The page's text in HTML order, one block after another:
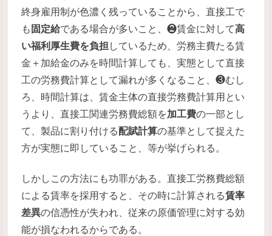
終身雇用制が色濃く残っていることから、直接工で
も 固定給である場合が多いこと、❷賃金に対して高
い福利厚生費を負担 しているため、労務主費たる賃
金＋加給金のみを時間計算しても、実態として直接
工の労務費計算として漏れが多くなること、❸むし
ろ、時間計算は、賃金主体の直接労務費計算用とい
うより、直接工関連労務費総額を加工費の一部とし
て、製品に割り付ける配賦計算の基準として捉えた
方が実態に即していること、等が挙げられる。
しかしこの方法にも功罪がある。直接工労務費総額
による賃率を採用すると、その時に計算される賃率
差異の信憑性が失われ、従来の原価管理に対する効
能が損なわれるからである。